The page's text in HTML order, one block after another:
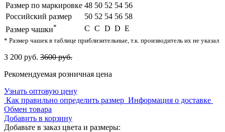
Размер по маркировке 48 50 52 54 56
Российский размер
50 52 54 56 58
Размер чашки* C С D D E
* Размер чашек в таблице приблизительные, т.к. производитель их не указал
3 200 руб. 3600 руб.
Рекомендуемая розничная цена
Узнать оптовую цену
Как правильно определить размер Информация о доставке
Обмен товара
Добавить в корзину
Добавьте в заказ цвета и размеры: